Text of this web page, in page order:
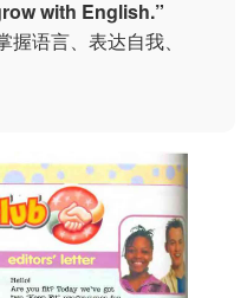
with English.”
语言、表达自我、